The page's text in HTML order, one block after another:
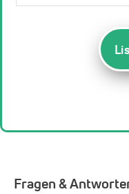
Fragen &